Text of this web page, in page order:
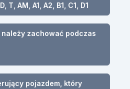
T, AM, A1, A2, B1, C1, D1
zachować podczas
pojazdem, który